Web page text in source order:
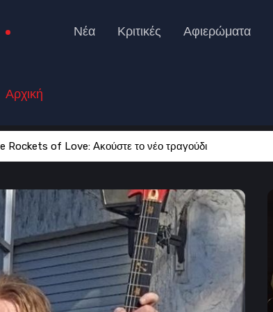
Αρχική
Νέα Κριτικές Αφιερώματα
of Love: Ακούστε το νέο τραγούδι